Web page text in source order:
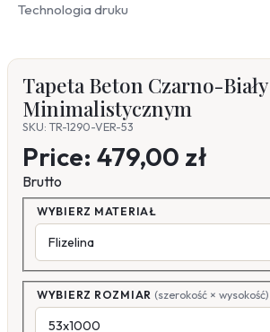
Technologia druku
Tapeta Beton Czarno-
Minimalistycznym
SKU: TR-1290-VER-53
Price: 479,00 zł
Brutto
WYBIERZ MATERIAŁ
WYBIERZ ROZMIAR (szerokość × wysokość)